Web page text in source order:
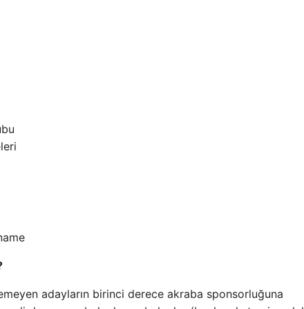
adayların birinci derece akraba sponsorluğuna